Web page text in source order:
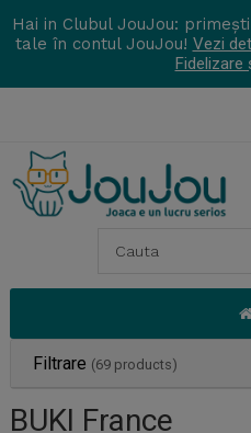
Hai in Clubul JouJou:
tale în contul JouJou! Vezi
Fidelizare
Filtrare (69 products)
BUKI France